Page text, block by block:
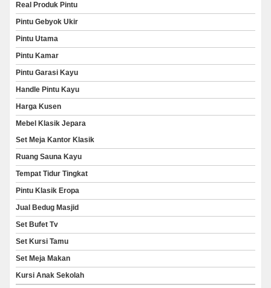
Real Produk Pintu
Pintu Gebyok Ukir
Pintu Utama
Pintu Kamar
Pintu Garasi Kayu
Handle Pintu Kayu
Harga Kusen
Mebel Klasik Jepara
Set Meja Kantor Klasik
Ruang Sauna Kayu
Tempat Tidur Tingkat
Pintu Klasik Eropa
Jual Bedug Masjid
Set Bufet Tv
Set Kursi Tamu
Set Meja Makan
Kursi Anak Sekolah